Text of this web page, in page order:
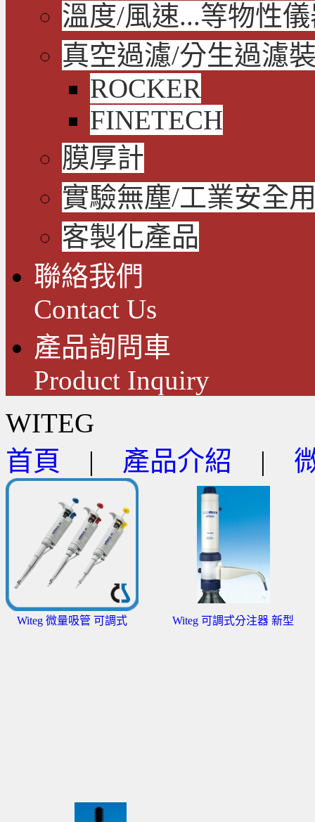
溫度/風速...等物性
真空過濾/分生過濾
ROCKER
FINETECH
膜厚計
實驗無塵/工業安全
客製化產品
聯絡我們
Contact Us
產品詢問車
Product Inquiry
WITEG
首頁 | 產品介紹 |
Witeg 微量吸管 可調式 Witeg 可調式分注器 新型